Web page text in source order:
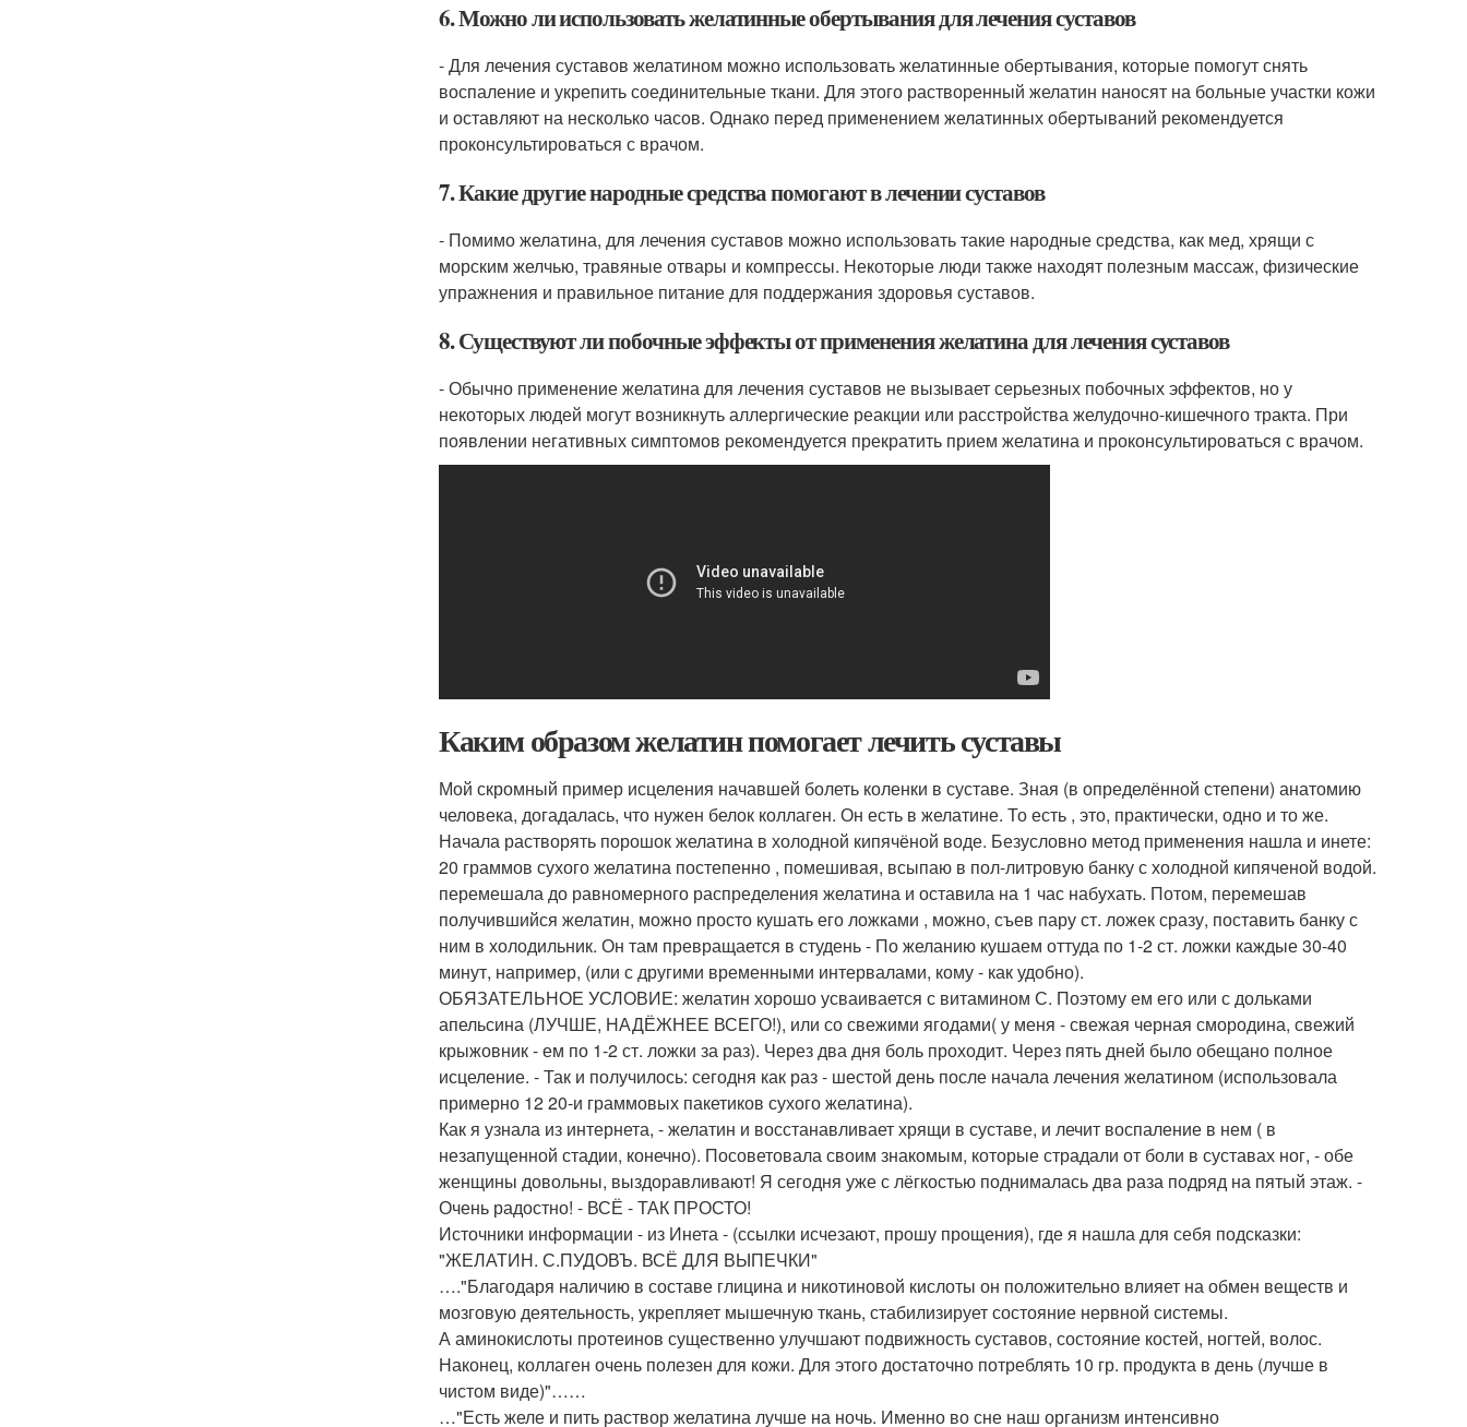
6. Можно ли использовать желатинные обертывания для лечения суставов
- Для лечения суставов желатином можно использовать желатинные обертывания, которые помогут снять
воспаление и укрепить соединительные ткани. Для этого растворенный желатин наносят на больные участки кожи
и оставляют на несколько часов. Однако перед применением желатинных обертываний рекомендуется
проконсультироваться с врачом.
7. Какие другие народные средства помогают в лечении суставов
- Помимо желатина, для лечения суставов можно использовать такие народные средства, как мед, хрящи с
морским желчью, травяные отвары и компрессы. Некоторые люди также находят полезным массаж, физические
упражнения и правильное питание для поддержания здоровья суставов.
8. Существуют ли побочные эффекты от применения желатина для лечения суставов
- Обычно применение желатина для лечения суставов не вызывает серьезных побочных эффектов, но у
некоторых людей могут возникнуть аллергические реакции или расстройства желудочно-кишечного тракта. При
появлении негативных симптомов рекомендуется прекратить прием желатина и проконсультироваться с врачом.
Каким образом желатин помогает лечить суставы
Мой скромный пример исцеления начавшей болеть коленки в суставе. Зная (в определённой степени) анатомию
человека, догадалась, что нужен белок коллаген. Он есть в желатине. То есть , это, практически, одно и то же.
Начала растворять порошок желатина в холодной кипячёной воде. Безусловно метод применения нашла и инете:
20 граммов сухого желатина постепенно , помешивая, всыпаю в пол-литровую банку с холодной кипяченой водой.
перемешала до равномерного распределения желатина и оставила на 1 час набухать. Потом, перемешав
получившийся желатин, можно просто кушать его ложками , можно, съев пару ст. ложек сразу, поставить банку с
ним в холодильник. Он там превращается в студень - По желанию кушаем оттуда по 1-2 ст. ложки каждые 30-40
минут, например, (или с другими временными интервалами, кому - как удобно).
ОБЯЗАТЕЛЬНОЕ УСЛОВИЕ: желатин хорошо усваивается с витамином С. Поэтому ем его или с дольками
апельсина (ЛУЧШЕ, НАДЁЖНЕЕ ВСЕГО!), или со свежими ягодами( у меня - свежая черная смородина, свежий
крыжовник - ем по 1-2 ст. ложки за раз). Через два дня боль проходит. Через пять дней было обещано полное
исцеление. - Так и получилось: сегодня как раз - шестой день после начала лечения желатином (использовала
примерно 12 20-и граммовых пакетиков сухого желатина).
Как я узнала из интернета, - желатин и восстанавливает хрящи в суставе, и лечит воспаление в нем ( в
незапущенной стадии, конечно). Посоветовала своим знакомым, которые страдали от боли в суставах ног, - обе
женщины довольны, выздоравливают! Я сегодня уже с лёгкостью поднималась два раза подряд на пятый этаж. -
Очень радостно! - ВСЁ - ТАК ПРОСТО!
Источники информации - из Инета - (ссылки исчезают, прошу прощения), где я нашла для себя подсказки:
"ЖЕЛАТИН. С.ПУДОВЪ. ВСЁ ДЛЯ ВЫПЕЧКИ"
…."Благодаря наличию в составе глицина и никотиновой кислоты он положительно влияет на обмен веществ и
мозговую деятельность, укрепляет мышечную ткань, стабилизирует состояние нервной системы.
А аминокислоты протеинов существенно улучшают подвижность суставов, состояние костей, ногтей, волос.
Наконец, коллаген очень полезен для кожи. Для этого достаточно потреблять 10 гр. продукта в день (лучше в
чистом виде)"……
…"Есть желе и пить раствор желатина лучше на ночь. Именно во сне наш организм интенсивно